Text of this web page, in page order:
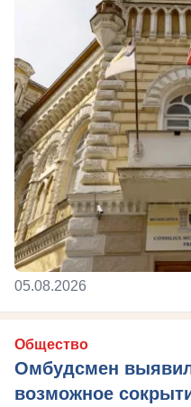
05.08.2026
Общество
Омбудсмен
возможное